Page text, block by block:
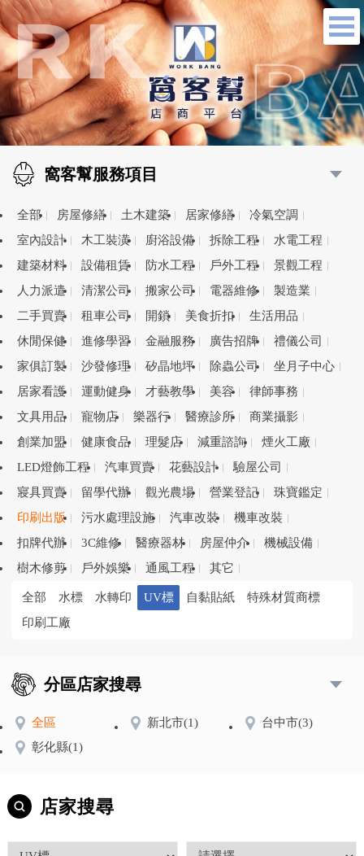
窩客幫服務項目
全部 房屋修繕 土木建築 居家修繕
冷氣空調
室內設計
木工裝潢 廚浴設備 拆除工程
水電工程
建築材料
設備租賃 防水工程 戶外工程
景觀工程
人力派遣
清潔公司 搬家公司 電器維修
製造業
二手買賣
租車公司 開鎖 美食折扣
生活用品
休閒保健
進修學習 金融服務 廣告招牌
禮儀公司
家俱訂製
沙發修理 矽晶地坪 除蟲公司
坐月子中心
居家看護
運動健身 才藝教學 美容
律師事務
文具用品
寵物店 樂器行 醫療診所
商業攝影
創業加盟
健康食品 理髮店 減重諮詢
煙火工廠
LED燈飾工程
汽車買賣 花藝設計
驗屋公司
寢具買賣
留學代辦 觀光農場 營業登記
珠寶鑑定
印刷出版
污水處理設施 汽車改裝
機車改裝
扣牌代辦
3C維修 醫療器材 房屋仲介
機械設備
樹木修剪
戶外娛樂 通風工程 其它
全部 水標 水轉印 UV標 自黏貼紙
特殊材質商標
印刷工廠
分區店家搜尋
全區 新北市(1) 台中市(3)
彰化縣(1)
店家搜尋